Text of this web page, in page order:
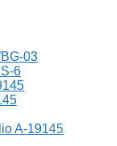
03
6
A-19145